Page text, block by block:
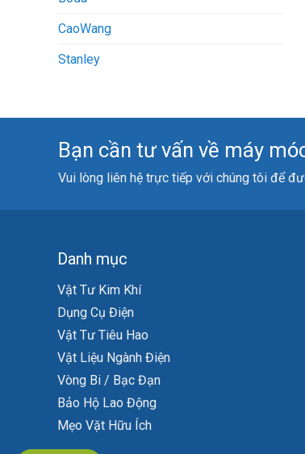
CaoWang
Stanley
Bạn cần tư vấn về máy
Vui lòng liên hệ trực tiếp với chúng tôi để
Danh mục
Vật Tư Kim Khí
Dụng Cụ Điện
Vật Tư Tiêu Hao
Vật Liệu Ngành Điện
Vòng Bi / Bạc Đạn
Bảo Hộ Lao Động
Mẹo Vặt Hữu Ích